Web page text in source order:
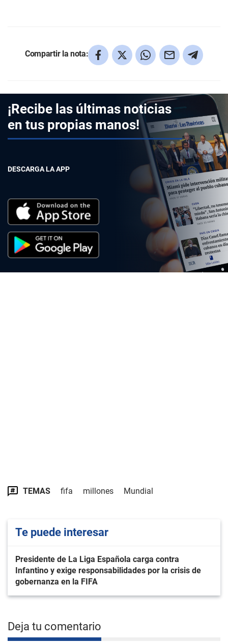
Compartir la nota:
¡Recibe las últimas noticias
en tus propias manos!
DESCARGA LA APP
TEMAS fifa millones Mundial
Te puede interesar
Presidente de La Liga Española carga contra
Infantino y exige responsabilidades por la crisis de
gobernanza en la FIFA
Deja tu comentario